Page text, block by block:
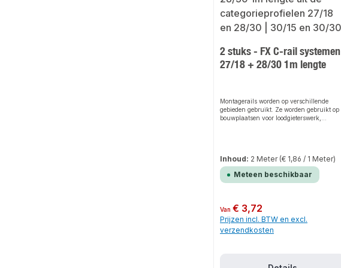
2 stuks - FX C-rail systemen
27/18 + 28/30 1m lengte
Montagerails worden op verschillende
gebieden gebruikt. Ze worden gebruikt op
bouwplaatsen voor loodgieterswerk,
draagconstructies.
Inhoud: 2 Meter (€ 1,86 / 1 Meter)
Meteen beschikbaar
Normale prijs:
Van€ 3,72
Prijzen incl. BTW en excl.
verzendkosten